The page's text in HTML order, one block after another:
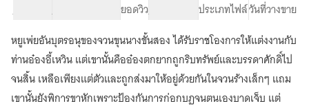
จำนวนคำ จำนวนหน้า (A5) ยอดวิวระดับเนื้อหา ประเภทไฟล์วันที่วางขาย
หยูเพ่ยอันบุตรอนุของจวนขุนนางขั้นสอง ได้รับราชโองการให้แต่งงานกับ
ท่านอ๋องอี้เหวิน แต่เขานั้นคืออ๋องตกยากถูกริบทรัพย์และบรรดาศักดิ์ไป
จนสิ้น เหลือเพียงแต่ตัวและถูกส่งมาให้อยู่ด้วยกันในจวนร้างเล็กๆ แถม
เขานั้นยังพิการขาหักเพราะป้องกันการก่อกบฏจนตนเองบาดเจ็บ แต่